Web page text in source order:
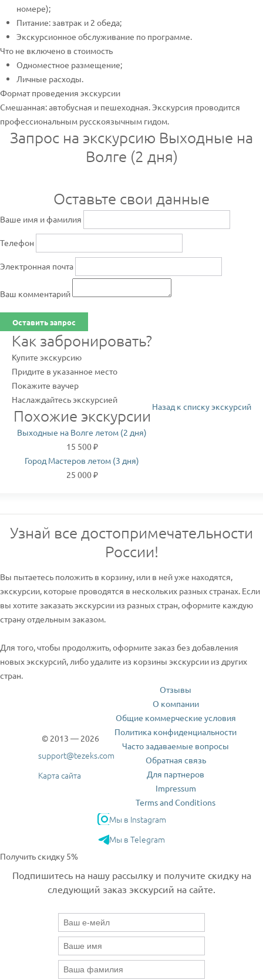
номере);
Питание: завтрак и 2 обеда;
Экскурсионное обслуживание по программе.
Что не включено в стоимость
Одноместное размещение;
Личные расходы.
Формат проведения экскурсии
Смешанная: автобусная и пешеходная. Экскурсия проводится
профессиональным русскоязычным гидом.
Запрос на экскурсию Выходные на
Волге (2 дня)
Оставьте свои данные
Ваше имя и фамилия
Телефон
Электронная почта
Ваш комментарий
Оставить запрос
Как забронировать?
Купите экскурсию
Придите в указанное место
Покажите ваучер
Наслаждайтесь экскурсией
Похожие экскурсии
Выходные на Волге летом (2 дня)
15 500 ₽
Город Мастеров летом (3 дня)
25 000 ₽
Назад к списку экскурсий
Узнай все достопримечательности
России!
Вы пытаетесь положить в корзину, или в ней уже находятся,
экскурсии, которые проводятся в нескольких разных странах. Если
вы хотите заказать экскурсии из разных стран, оформите каждую
страну отдельным заказом.
Для того, чтобы продолжить, оформите заказ без добавления
новых экскурсий, либо удалите из корзины экскурсии из других
стран.
© 2013 — 2026
support@tezeks.com
Карта сайта
Отзывы
О компании
Общие коммерческие условия
Политика конфиденциальности
Часто задаваемые вопросы
Обратная связь
Для партнеров
Impressum
Terms and Conditions
Мы в Instagram
Мы в Telegram
Получить скидку 5%
Подпишитесь на нашу рассылку и получите скидку на
следующий заказ экскурсий на сайте.